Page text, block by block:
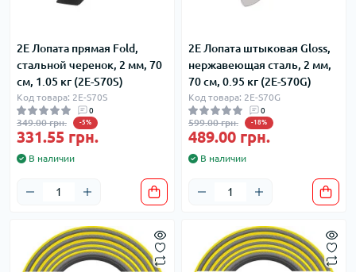
2E Лопата прямая Fold,
стальной черенок, 2 мм, 70
см, 1.05 кг (2E-S70S)
Код товара: 2E-S70S
0
349.00 грн. -5%
331.55 грн.
В наличии
2E Лопата штыковая Gloss,
нержавеющая сталь, 2 мм,
70 см, 0.95 кг (2E-S70G)
Код товара: 2E-S70G
0
599.00 грн. -18%
489.00 грн.
В наличии